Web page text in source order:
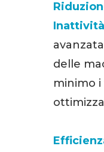
delle
minimo